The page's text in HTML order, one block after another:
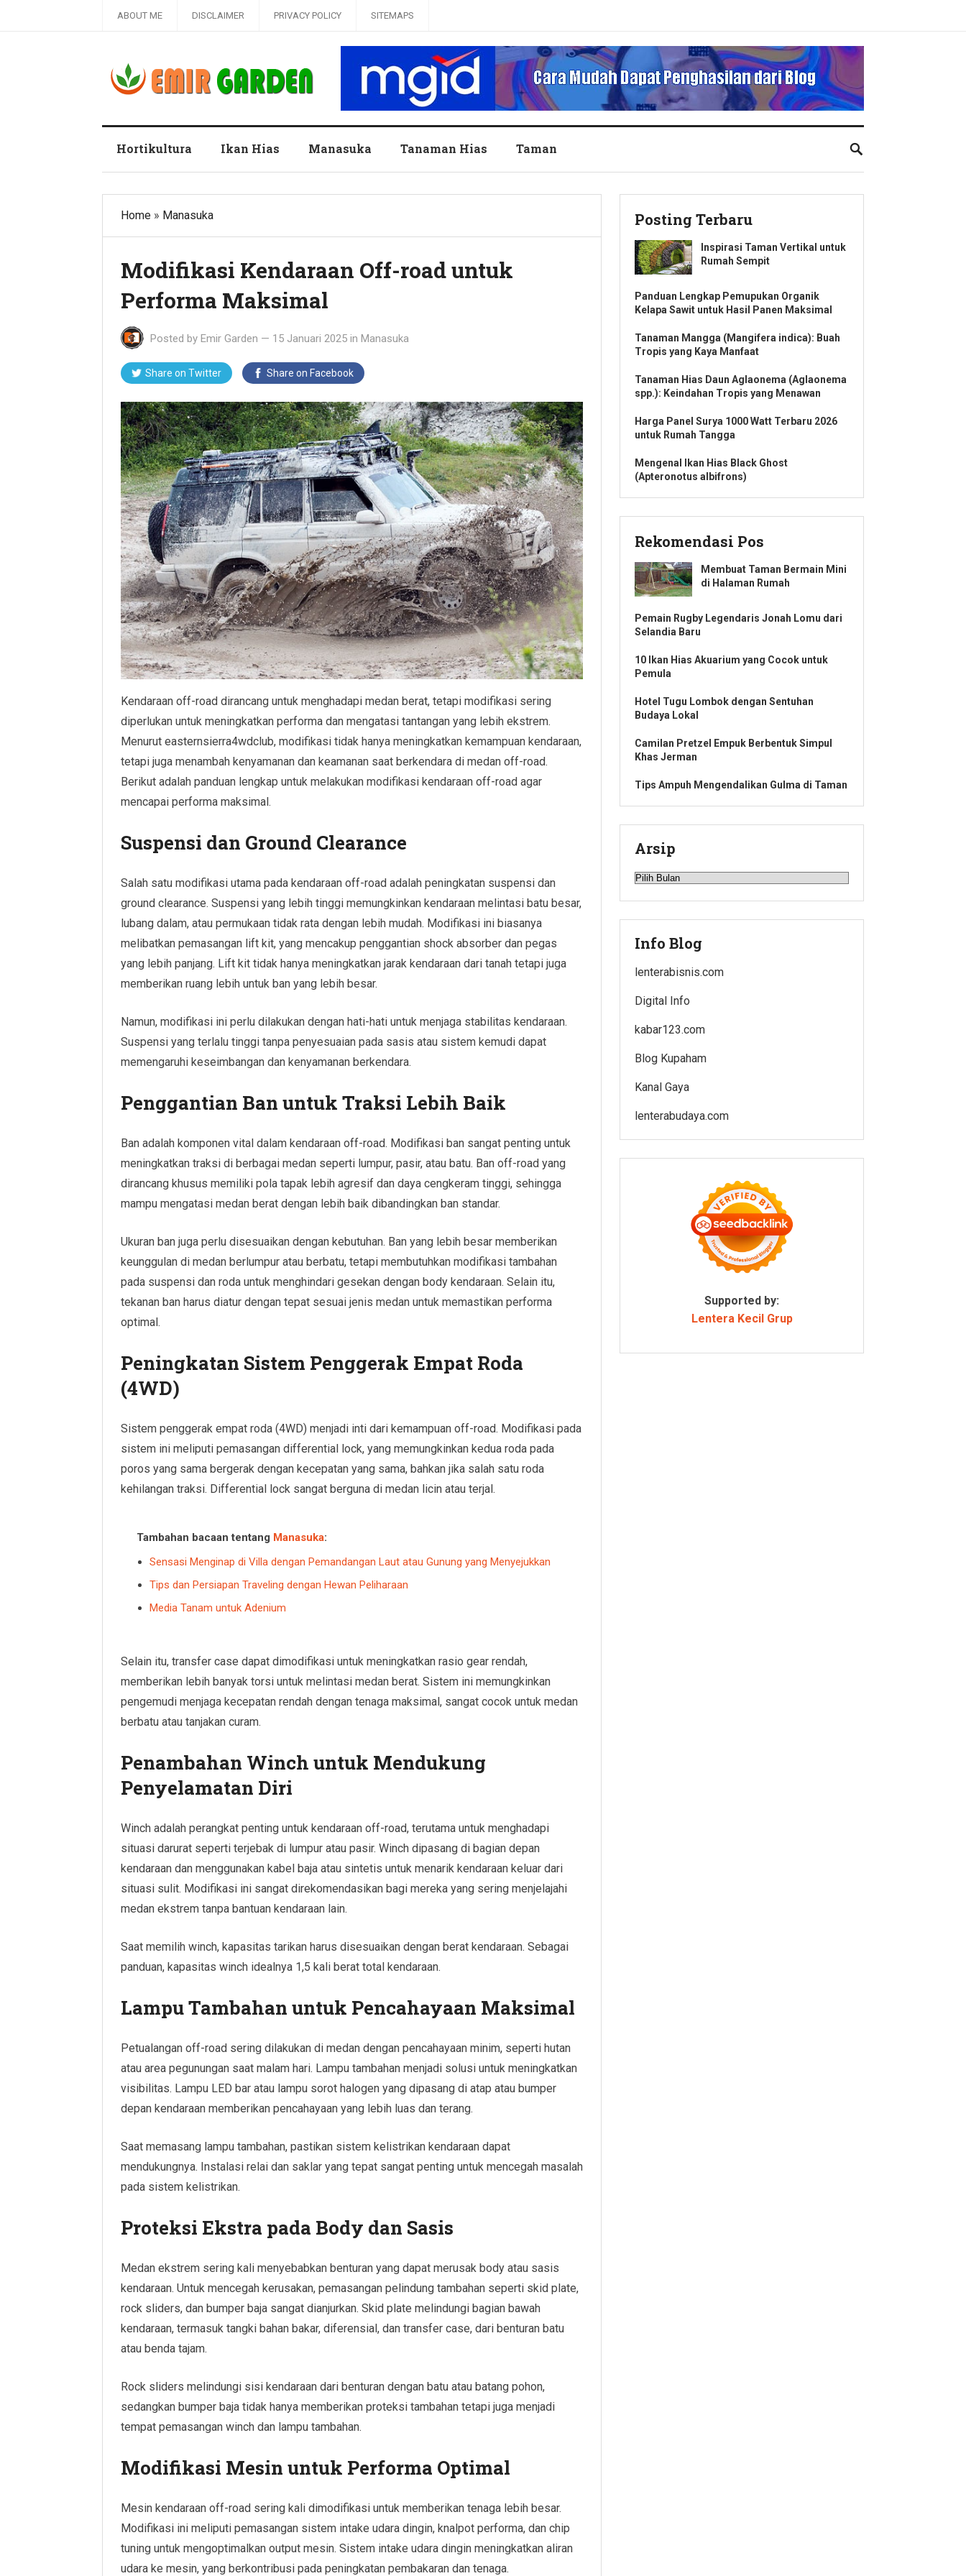
ABOUT ME DISCLAIMER PRIVACY POLICY SITEMAPS
Hortikultura Ikan Hias Manasuka Tanaman Hias Taman
Home » Manasuka
Modifikasi Kendaraan Off-road untuk
Performa Maksimal
Posted by Emir Garden — 15 Januari 2025 in Manasuka
Share on Twitter Share on Facebook
Kendaraan off-road dirancang untuk menghadapi medan berat, tetapi modifikasi sering
diperlukan untuk meningkatkan performa dan mengatasi tantangan yang lebih ekstrem.
Menurut easternsierra4wdclub, modifikasi tidak hanya meningkatkan kemampuan kendaraan,
tetapi juga menambah kenyamanan dan keamanan saat berkendara di medan off-road.
Berikut adalah panduan lengkap untuk melakukan modifikasi kendaraan off-road agar
mencapai performa maksimal.
Suspensi dan Ground Clearance
Salah satu modifikasi utama pada kendaraan off-road adalah peningkatan suspensi dan
ground clearance. Suspensi yang lebih tinggi memungkinkan kendaraan melintasi batu besar,
lubang dalam, atau permukaan tidak rata dengan lebih mudah. Modifikasi ini biasanya
melibatkan pemasangan lift kit, yang mencakup penggantian shock absorber dan pegas
yang lebih panjang. Lift kit tidak hanya meningkatkan jarak kendaraan dari tanah tetapi juga
memberikan ruang lebih untuk ban yang lebih besar.
Namun, modifikasi ini perlu dilakukan dengan hati-hati untuk menjaga stabilitas kendaraan.
Suspensi yang terlalu tinggi tanpa penyesuaian pada sasis atau sistem kemudi dapat
memengaruhi keseimbangan dan kenyamanan berkendara.
Penggantian Ban untuk Traksi Lebih Baik
Ban adalah komponen vital dalam kendaraan off-road. Modifikasi ban sangat penting untuk
meningkatkan traksi di berbagai medan seperti lumpur, pasir, atau batu. Ban off-road yang
dirancang khusus memiliki pola tapak lebih agresif dan daya cengkeram tinggi, sehingga
mampu mengatasi medan berat dengan lebih baik dibandingkan ban standar.
Ukuran ban juga perlu disesuaikan dengan kebutuhan. Ban yang lebih besar memberikan
keunggulan di medan berlumpur atau berbatu, tetapi membutuhkan modifikasi tambahan
pada suspensi dan roda untuk menghindari gesekan dengan body kendaraan. Selain itu,
tekanan ban harus diatur dengan tepat sesuai jenis medan untuk memastikan performa
optimal.
Peningkatan Sistem Penggerak Empat Roda
(4WD)
Sistem penggerak empat roda (4WD) menjadi inti dari kemampuan off-road. Modifikasi pada
sistem ini meliputi pemasangan differential lock, yang memungkinkan kedua roda pada
poros yang sama bergerak dengan kecepatan yang sama, bahkan jika salah satu roda
kehilangan traksi. Differential lock sangat berguna di medan licin atau terjal.
Tambahan bacaan tentang Manasuka:
Sensasi Menginap di Villa dengan Pemandangan Laut atau Gunung yang Menyejukkan
Tips dan Persiapan Traveling dengan Hewan Peliharaan
Media Tanam untuk Adenium
Selain itu, transfer case dapat dimodifikasi untuk meningkatkan rasio gear rendah,
memberikan lebih banyak torsi untuk melintasi medan berat. Sistem ini memungkinkan
pengemudi menjaga kecepatan rendah dengan tenaga maksimal, sangat cocok untuk medan
berbatu atau tanjakan curam.
Penambahan Winch untuk Mendukung
Penyelamatan Diri
Winch adalah perangkat penting untuk kendaraan off-road, terutama untuk menghadapi
situasi darurat seperti terjebak di lumpur atau pasir. Winch dipasang di bagian depan
kendaraan dan menggunakan kabel baja atau sintetis untuk menarik kendaraan keluar dari
situasi sulit. Modifikasi ini sangat direkomendasikan bagi mereka yang sering menjelajahi
medan ekstrem tanpa bantuan kendaraan lain.
Saat memilih winch, kapasitas tarikan harus disesuaikan dengan berat kendaraan. Sebagai
panduan, kapasitas winch idealnya 1,5 kali berat total kendaraan.
Lampu Tambahan untuk Pencahayaan Maksimal
Petualangan off-road sering dilakukan di medan dengan pencahayaan minim, seperti hutan
atau area pegunungan saat malam hari. Lampu tambahan menjadi solusi untuk meningkatkan
visibilitas. Lampu LED bar atau lampu sorot halogen yang dipasang di atap atau bumper
depan kendaraan memberikan pencahayaan yang lebih luas dan terang.
Saat memasang lampu tambahan, pastikan sistem kelistrikan kendaraan dapat
mendukungnya. Instalasi relai dan saklar yang tepat sangat penting untuk mencegah masalah
pada sistem kelistrikan.
Proteksi Ekstra pada Body dan Sasis
Medan ekstrem sering kali menyebabkan benturan yang dapat merusak body atau sasis
kendaraan. Untuk mencegah kerusakan, pemasangan pelindung tambahan seperti skid plate,
rock sliders, dan bumper baja sangat dianjurkan. Skid plate melindungi bagian bawah
kendaraan, termasuk tangki bahan bakar, diferensial, dan transfer case, dari benturan batu
atau benda tajam.
Rock sliders melindungi sisi kendaraan dari benturan dengan batu atau batang pohon,
sedangkan bumper baja tidak hanya memberikan proteksi tambahan tetapi juga menjadi
tempat pemasangan winch dan lampu tambahan.
Modifikasi Mesin untuk Performa Optimal
Mesin kendaraan off-road sering kali dimodifikasi untuk memberikan tenaga lebih besar.
Modifikasi ini meliputi pemasangan sistem intake udara dingin, knalpot performa, dan chip
tuning untuk mengoptimalkan output mesin. Sistem intake udara dingin meningkatkan aliran
udara ke mesin, yang berkontribusi pada peningkatan pembakaran dan tenaga.
Posting Terbaru
Inspirasi Taman Vertikal untuk
Rumah Sempit
Panduan Lengkap Pemupukan Organik
Kelapa Sawit untuk Hasil Panen Maksimal
Tanaman Mangga (Mangifera indica): Buah
Tropis yang Kaya Manfaat
Tanaman Hias Daun Aglaonema (Aglaonema
spp.): Keindahan Tropis yang Menawan
Harga Panel Surya 1000 Watt Terbaru 2026
untuk Rumah Tangga
Mengenal Ikan Hias Black Ghost
(Apteronotus albifrons)
Rekomendasi Pos
Membuat Taman Bermain Mini
di Halaman Rumah
Pemain Rugby Legendaris Jonah Lomu dari
Selandia Baru
10 Ikan Hias Akuarium yang Cocok untuk
Pemula
Hotel Tugu Lombok dengan Sentuhan
Budaya Lokal
Camilan Pretzel Empuk Berbentuk Simpul
Khas Jerman
Tips Ampuh Mengendalikan Gulma di Taman
Arsip
Arsip
Info Blog
lenterabisnis.com
Digital Info
kabar123.com
Blog Kupaham
Kanal Gaya
lenterabudaya.com
Supported by:
Lentera Kecil Grup